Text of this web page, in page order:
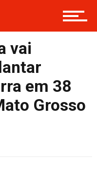
vai
em 38
Grosso